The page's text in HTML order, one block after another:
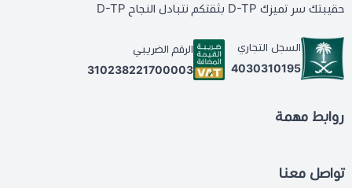
حقيبتك سر تميزك D-TP بثقتكم نتبادل النجاح D-TP
السجل التجاري
4030310195
الرقم الضريبي
310238221700003
روابط مهمة
تواصل معنا